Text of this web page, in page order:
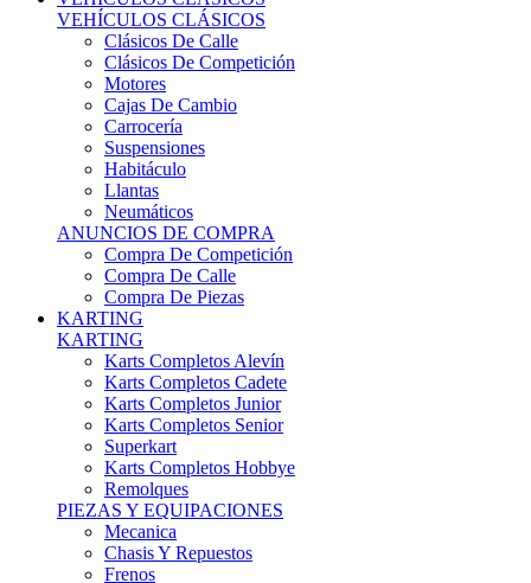
VEHÍCULOS CLÁSICOS
Clásicos De Calle
Clásicos De Competición
Motores
Cajas De Cambio
Carrocería
Suspensiones
Habitáculo
Llantas
Neumáticos
ANUNCIOS DE COMPRA
Compra De Competición
Compra De Calle
Compra De Piezas
KARTING
KARTING
Karts Completos Alevín
Karts Completos Cadete
Karts Completos Junior
Karts Completos Senior
Superkart
Karts Completos Hobbye
Remolques
PIEZAS Y EQUIPACIONES
Mecanica
Chasis Y Repuestos
Frenos